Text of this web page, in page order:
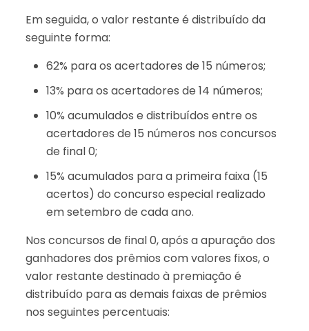
Em seguida, o valor restante é distribuído da
seguinte forma:
62% para os acertadores de 15 números;
13% para os acertadores de 14 números;
10% acumulados e distribuídos entre os
acertadores de 15 números nos concursos
de final 0;
15% acumulados para a primeira faixa (15
acertos) do concurso especial realizado
em setembro de cada ano.
Nos concursos de final 0, após a apuração dos
ganhadores dos prêmios com valores fixos, o
valor restante destinado à premiação é
distribuído para as demais faixas de prêmios
nos seguintes percentuais: